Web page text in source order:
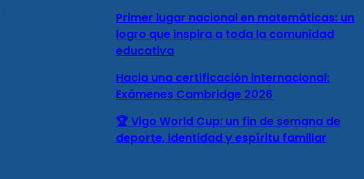
Primer lugar nacional en matemáticas: un
logro que inspira a toda la comunidad
educativa
Hacia una certificación internacional:
Exámenes Cambridge 2026
🏆 Vigo World Cup: un fin de semana de
deporte, identidad y espíritu familiar